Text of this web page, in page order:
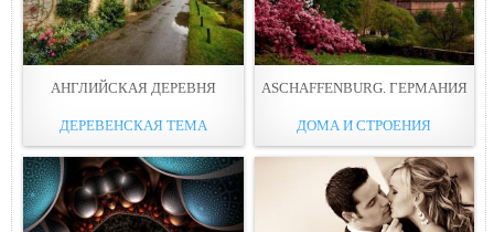
АНГЛИЙСКАЯ ДЕРЕВНЯ
ДЕРЕВЕНСКАЯ ТЕМА
ASCHAFFENBURG. ГЕРМАНИЯ
ДОМА И СТРОЕНИЯ